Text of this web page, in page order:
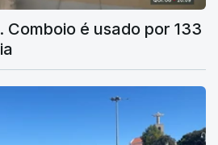
Comboio é usado por 133